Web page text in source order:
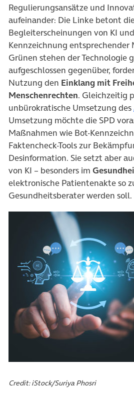
Regulierungsansätze und
aufeinander: Die Linke betont
Begleiterscheinungen von KI
Kennzeichnung entsprechender
Grünen stehen der Technologie
aufgeschlossen gegenüber,
Nutzung den Einklang mit
Menschenrechten. Gleichzeitig
unbürokratische Umsetzung des
Umsetzung möchte die SPD
Maßnahmen wie Bot-
Faktencheck-Tools zur
Desinformation. Sie setzt aber
von KI – besonders im
elektronische Patientenakte so
Gesundheitsberater werden soll.
Credit: iStock/Suriya Phosri